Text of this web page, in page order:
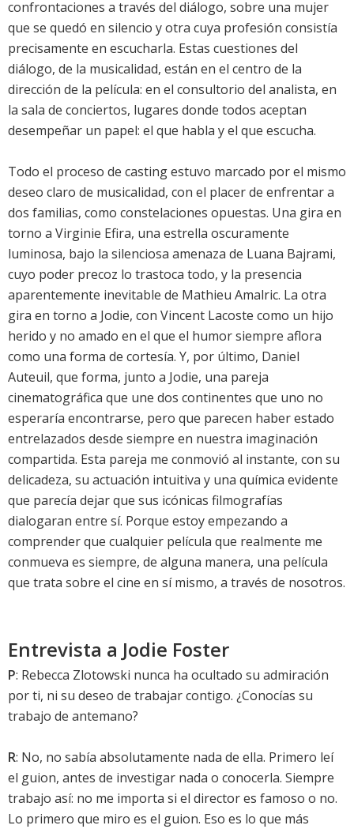
confrontaciones a través del diálogo, sobre una mujer
que se quedó en silencio y otra cuya profesión consistía
precisamente en escucharla. Estas cuestiones del
diálogo, de la musicalidad, están en el centro de la
dirección de la película: en el consultorio del analista, en
la sala de conciertos, lugares donde todos aceptan
desempeñar un papel: el que habla y el que escucha.
Todo el proceso de casting estuvo marcado por el mismo
deseo claro de musicalidad, con el placer de enfrentar a
dos familias, como constelaciones opuestas. Una gira en
torno a Virginie Efira, una estrella oscuramente
luminosa, bajo la silenciosa amenaza de Luana Bajrami,
cuyo poder precoz lo trastoca todo, y la presencia
aparentemente inevitable de Mathieu Amalric. La otra
gira en torno a Jodie, con Vincent Lacoste como un hijo
herido y no amado en el que el humor siempre aflora
como una forma de cortesía. Y, por último, Daniel
Auteuil, que forma, junto a Jodie, una pareja
cinematográfica que une dos continentes que uno no
esperaría encontrarse, pero que parecen haber estado
entrelazados desde siempre en nuestra imaginación
compartida. Esta pareja me conmovió al instante, con su
delicadeza, su actuación intuitiva y una química evidente
que parecía dejar que sus icónicas filmografías
dialogaran entre sí. Porque estoy empezando a
comprender que cualquier película que realmente me
conmueva es siempre, de alguna manera, una película
que trata sobre el cine en sí mismo, a través de nosotros.
Entrevista a Jodie Foster
P: Rebecca Zlotowski nunca ha ocultado su admiración
por ti, ni su deseo de trabajar contigo. ¿Conocías su
trabajo de antemano?
R: No, no sabía absolutamente nada de ella. Primero leí
el guion, antes de investigar nada o conocerla. Siempre
trabajo así: no me importa si el director es famoso o no.
Lo primero que miro es el guion. Eso es lo que más